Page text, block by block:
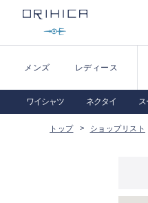
メンズ レディース
ワイシャツ ネクタイ ス
トップ ショップリスト